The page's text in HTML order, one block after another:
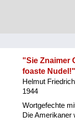
"Sie Znaimer
foaste Nudel!"
Helmut
1944
Wortgefechte
Die Amerikaner